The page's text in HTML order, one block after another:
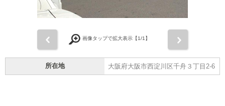
画像タップで拡大表示【1/1】
所在地 大阪府大阪市西淀川区千舟３丁目2-6